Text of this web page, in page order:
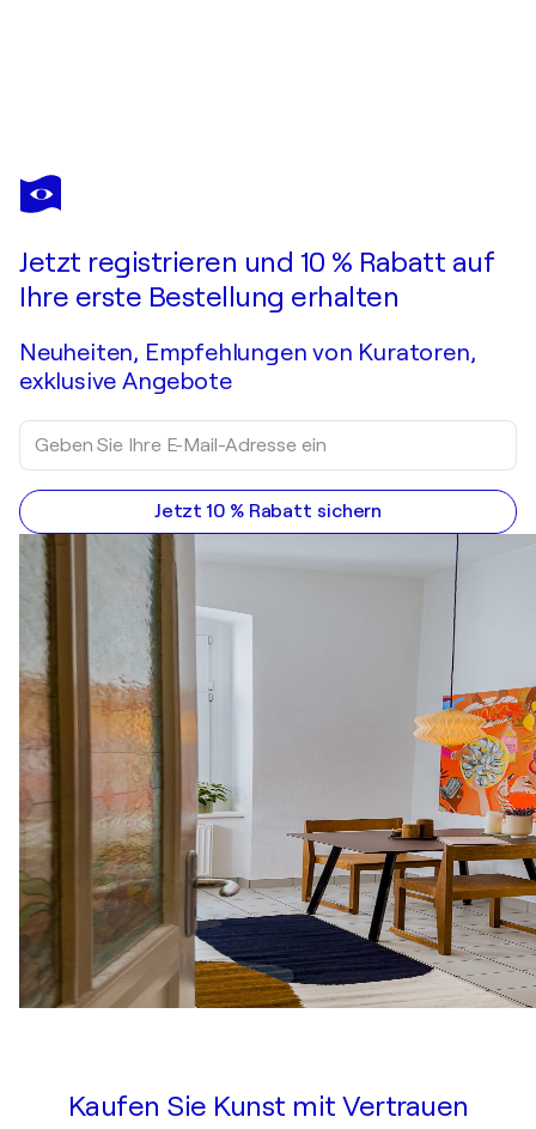
KARIN STEFFEK-MORAVIA
Die Prinzessin der Callas
Jetzt registrieren und 10 % Rabatt auf
Ihre erste Bestellung erhalten
Neuheiten, Empfehlungen von Kuratoren,
exklusive Angebote
Jetzt 10 % Rabatt sichern
Kaufen Sie Kunst mit Vertrauen